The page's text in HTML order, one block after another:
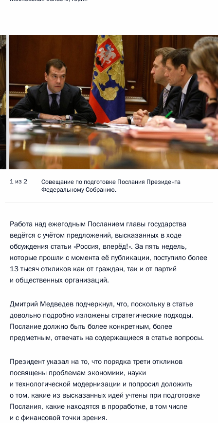
1 из 2
Совещание по подготовке Послания Президента
Федеральному Собранию.
Работа над ежегодным Посланием главы государства
ведётся с учётом предложений, высказанных в ходе
обсуждения статьи «Россия, вперёд!». За пять недель,
которые прошли с момента её публикации, поступило более
13 тысяч откликов как от граждан, так и от партий
и общественных организаций.
Дмитрий Медведев подчеркнул, что, поскольку в статье
довольно подробно изложены стратегические подходы,
Послание должно быть более конкретным, более
предметным, отвечать на содержащиеся в статье вопросы.
Президент указал на то, что порядка трети откликов
посвящены проблемам экономики, науки
и технологической модернизации и попросил доложить
о том, какие из высказанных идей учтены при подготовке
Послания, какие находятся в проработке, в том числе
и с финансовой точки зрения.